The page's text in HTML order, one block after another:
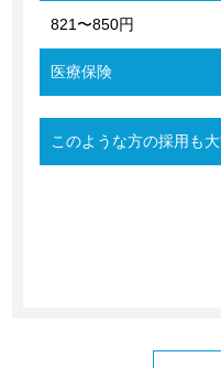
821〜850円
医療保険
このような方の採用も大